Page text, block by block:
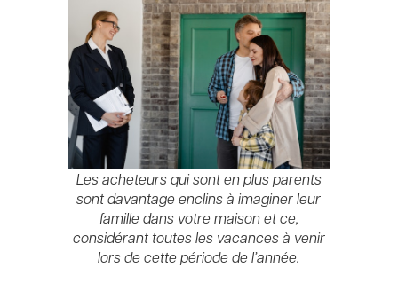
Les acheteurs qui sont en plus parents
sont davantage enclins à imaginer leur
famille dans votre maison et ce,
considérant toutes les vacances à venir
lors de cette période de l’année.